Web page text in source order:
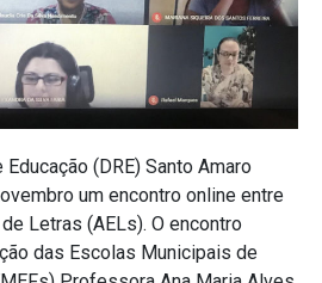
(DRE) Santo Amaro
um encontro online entre
Letras (AELs). O encontro
das Escolas Municipais de